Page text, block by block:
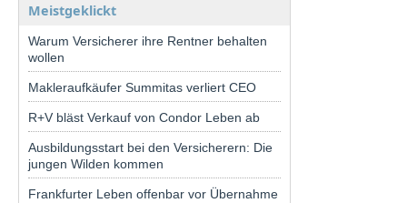
Meistgeklickt
Warum Versicherer ihre Rentner behalten
wollen
Makleraufkäufer Summitas verliert CEO
R+V bläst Verkauf von Condor Leben ab
Ausbildungsstart bei den Versicherern: Die
jungen Wilden kommen
Frankfurter Leben offenbar vor Übernahme